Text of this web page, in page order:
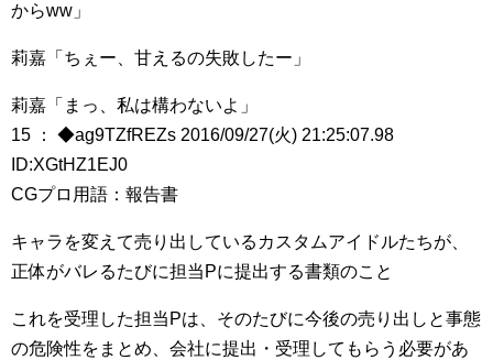
からww」
莉嘉「ちぇー、甘えるの失敗したー」
莉嘉「まっ、私は構わないよ」
15 ： ◆ag9TZfREZs 2016/09/27(火) 21:25:07.98
ID:XGtHZ1EJ0
CGプロ用語：報告書
キャラを変えて売り出しているカスタムアイドルたちが、
正体がバレるたびに担当Pに提出する書類のこと
これを受理した担当Pは、そのたびに今後の売り出しと事態
の危険性をまとめ、会社に提出・受理してもらう必要があ